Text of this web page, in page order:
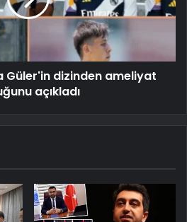
Güler'in dizinden ameliyat
açıkladı